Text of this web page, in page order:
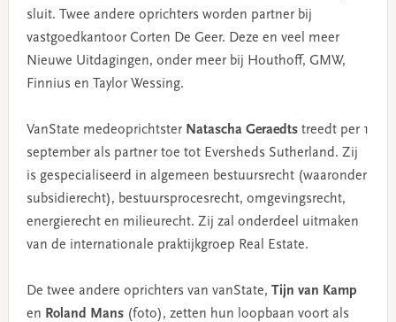
sluit. Twee andere oprichters worden partner bij
vastgoedkantoor Corten De Geer. Deze en veel meer
Nieuwe Uitdagingen, onder meer bij Houthoff, GMW,
Finnius en Taylor Wessing.
VanState medeoprichtster Natascha Geraedtstreedt per 1
september als partner toe tot Eversheds Sutherland. Zij
is gespecialiseerd in algemeen bestuursrecht (waaronder
subsidierecht), bestuursprocesrecht, omgevingsrecht,
energierecht en milieurecht. Zij zal onderdeel uitmaken
van de internationale praktijkgroep Real Estate.
De twee andere oprichters van vanState, Tijn van Kamp
en Roland Mans(foto), zetten hun loopbaan voort als